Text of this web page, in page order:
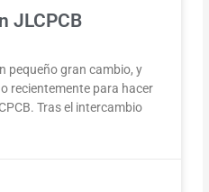
JLCPCB
pequeño gran cambio, y
recientemente para hacer
Tras el intercambio